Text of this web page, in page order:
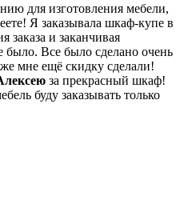
для изготовления мебели,
Я заказывала шкаф-купе в
заказа и заканчивая
Все было сделано очень
мне ещё скидку сделали!
за прекрасный шкаф!
буду заказывать только